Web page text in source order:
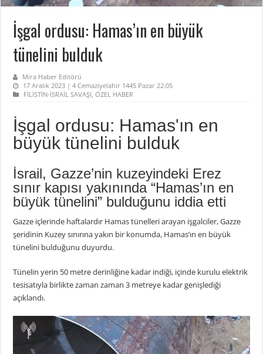
İşgal ordusu: Hamas’ın en büyük
tünelini bulduk
Mira Haber Editörü
17 Aralık 2023 | 4 Cemaziyelahir 1445 Pazar 22:05
FİLİSTİN-İSRAİL SAVAŞI,ÖZEL HABER
İşgal ordusu: Hamas'ın en
büyük tünelini bulduk
İsrail, Gazze’nin kuzeyindeki Erez
sınır kapısı yakınında “Hamas’ın en
büyük tünelini” bulduğunu iddia etti
Gazze içlerinde haftalardır Hamas tünelleri arayan işgalciler, Gazze
şeridinin Kuzey sınırına yakın bir konumda, Hamas’ın en büyük
tünelini bulduğunu duyurdu.
Tünelin yerin 50 metre derinliğine kadar indiği, içinde kurulu elektrik
tesisatıyla birlikte zaman zaman 3 metreye kadar genişlediği
açıklandı.